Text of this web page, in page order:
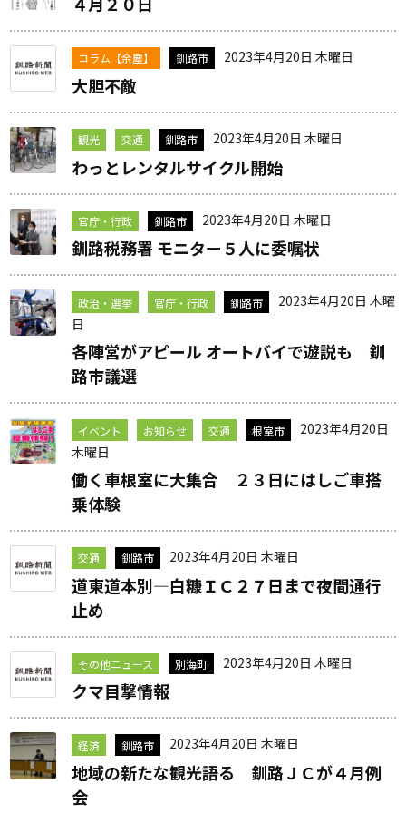
コラム【余塵】 釧路市 2023年4月20日 木曜日
大胆不敵
観光 交通 釧路市 2023年4月20日 木曜日
わっとレンタルサイクル開始
官庁・行政 釧路市 2023年4月20日 木曜日
釧路税務署 モニター５人に委嘱状
政治・選挙 官庁・行政 釧路市
2023年4月20日 木曜
日
各陣営がアピール オートバイで遊説も 釧
路市議選
イベント お知らせ 交通 根室市
2023年4月20日
木曜日
働く車根室に大集合 ２３日にはしご車搭
乗体験
交通 釧路市 2023年4月20日 木曜日
道東道本別―白糠ＩＣ２７日まで夜間通行
止め
その他ニュース 別海町 2023年4月20日 木曜日
クマ目撃情報
経済 釧路市 2023年4月20日 木曜日
地域の新たな観光語る 釧路ＪＣが４月例
会